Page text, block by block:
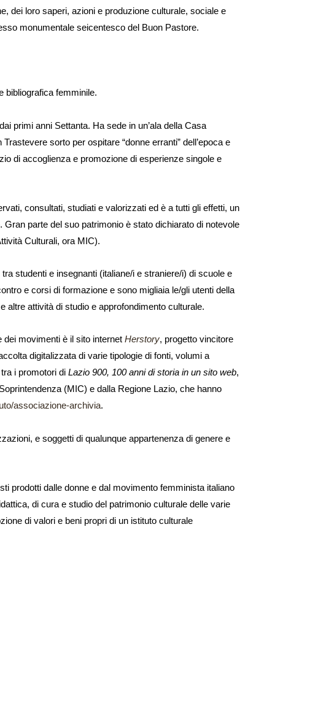
dei loro saperi, azioni e produzione culturale, sociale e
monumentale seicentesco del Buon Pastore.
bibliografica femminile.
primi anni Settanta. Ha sede in un’ala della Casa
sorto per ospitare “donne erranti” dell’epoca e
di accoglienza e promozione di esperienze singole e
consultati, studiati e valorizzati ed è a tutti gli effetti, un
parte del suo patrimonio è stato dichiarato di notevole
Culturali, ora MIC).
studenti e insegnanti (italiane/i e straniere/i) di scuole e
e corsi di formazione e sono migliaia le/gli utenti della
attività di studio e approfondimento culturale.
movimenti è il sito internet Herstory, progetto vincitore
digitalizzata di varie tipologie di fonti, volumi a
i promotori di Lazio 900, 100 anni di storia in un sito web,
(MIC) e dalla Regione Lazio, che hanno
associazione-archivia.
e soggetti di qualunque appartenenza di genere e
prodotti dalle donne e dal movimento femminista italiano
di cura e studio del patrimonio culturale delle varie
di valori e beni propri di un istituto culturale